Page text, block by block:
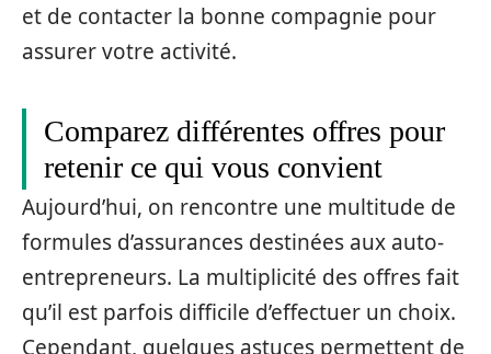
et de contacter la bonne compagnie pour
assurer votre activité.
Comparez différentes offres pour
retenir ce qui vous convient
Aujourd’hui, on rencontre une multitude de
formules d’assurances destinées aux auto-
entrepreneurs. La multiplicité des offres fait
qu’il est parfois difficile d’effectuer un choix.
Cependant, quelques astuces permettent de